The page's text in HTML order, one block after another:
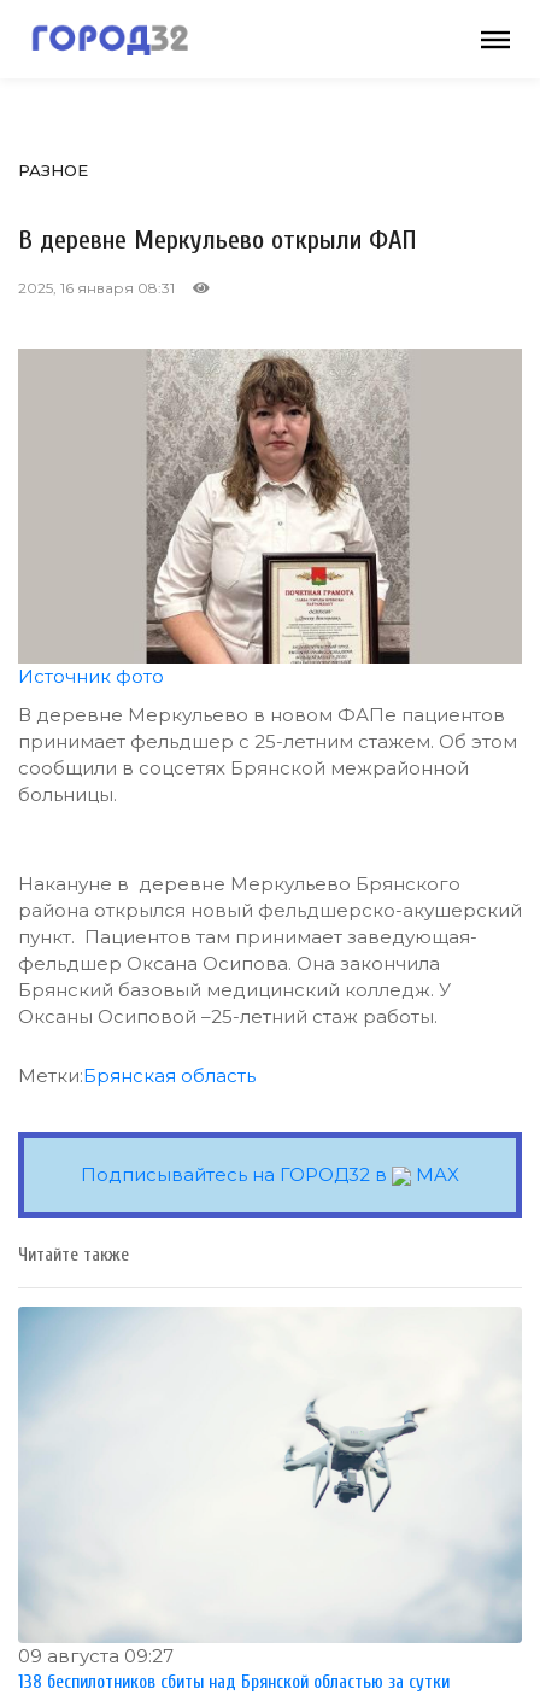
РАЗНОЕ
В деревне Меркульево открыли ФАП
2025, 16 января 08:31
Источник фото
В деревне Меркульево в новом ФАПе пациентов
принимает фельдшер с 25-летним стажем. Об этом
сообщили в соцсетях Брянской межрайонной
больницы.
Накануне в деревне Меркульево Брянского
района открылся новый фельдшерско-акушерский
пункт. Пациентов там принимает заведующая-
фельдшер Оксана Осипова. Она закончила
Брянский базовый медицинский колледж. У
Оксаны Осиповой –25-летний стаж работы.
Метки:Брянская область
Подписывайтесь на ГОРОД32 в MAX
Читайте также
09 августа 09:27
138 беспилотников сбиты над Брянской областью за сутки